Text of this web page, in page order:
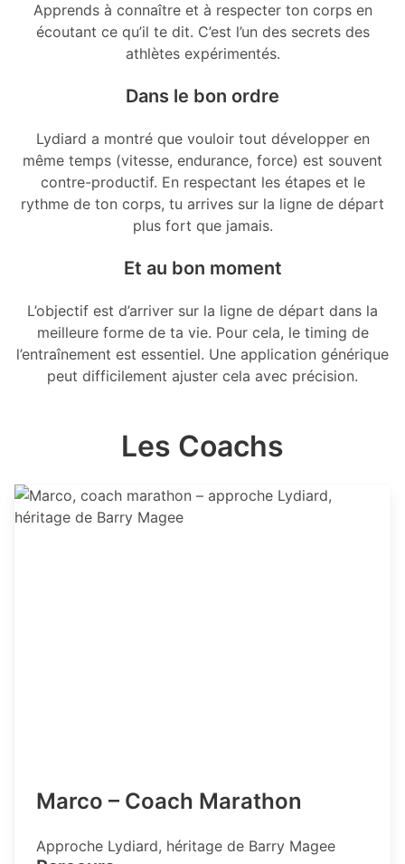
Apprends à connaître et à respecter ton corps en
écoutant ce qu’il te dit. C’est l’un des secrets des
athlètes expérimentés.
Dans le bon ordre
Lydiard a montré que vouloir tout développer en
même temps (vitesse, endurance, force) est souvent
contre-productif. En respectant les étapes et le
rythme de ton corps, tu arrives sur la ligne de départ
plus fort que jamais.
Et au bon moment
L’objectif est d’arriver sur la ligne de départ dans la
meilleure forme de ta vie. Pour cela, le timing de
l’entraînement est essentiel. Une application générique
peut difficilement ajuster cela avec précision.
Les Coachs
Marco – Coach Marathon
Approche Lydiard, héritage de Barry Magee